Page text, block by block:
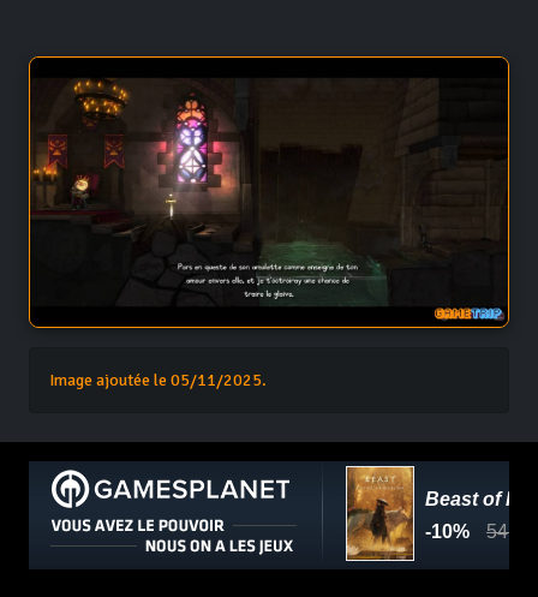
Image ajoutée le 05/11/2025.